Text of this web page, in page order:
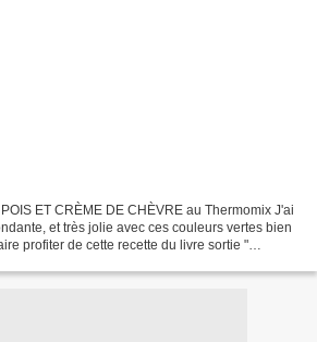
ET CRÈME DE CHÈVRE au Thermomix J'ai
et très jolie avec ces couleurs vertes bien
profiter de cette recette du livre sortie "